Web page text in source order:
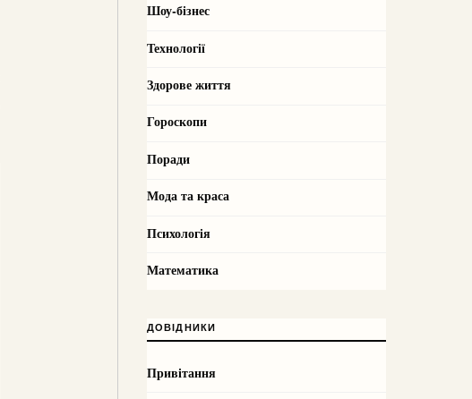
Шоу-бізнес
Технології
Здорове життя
Гороскопи
Поради
Мода та краса
Психологія
Математика
ДОВІДНИКИ
Привітання